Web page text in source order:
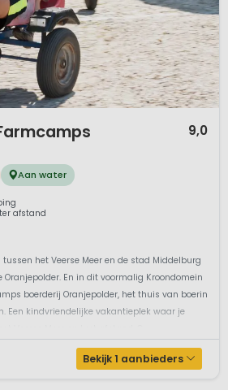
9,0
Aan water
afstand
tussen het Veerse Meer en de stad Middelburg
Oranjepolder. En in dit voormalig Kroondomein
boerderij Oranjepolder, het thuis van boerin
Een kindvriendelijke vakantieplek waar je
Bekijk 1 aanbieders